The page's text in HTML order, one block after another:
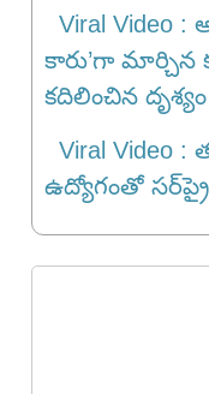
Viral Video :
కారు’గా మార్చిన
కదిలించిన
Viral Video :
ఉద్యోగంతో